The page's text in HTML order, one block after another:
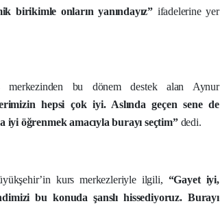
birikimle onların yanındayız” ifadelerine yer
merkezinden bu dönem destek alan Aynur
hepsi çok iyi. Aslında geçen sene de
iyi öğrenmek amacıyla burayı seçtim” dedi.
kurs merkezleriyle ilgili, “Gayet iyi,
bu konuda şanslı hissediyoruz. Burayı